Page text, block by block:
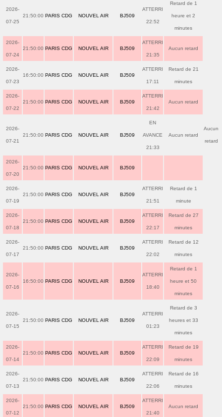
2026-
07-25
21:50:00 PARIS CDG NOUVEL AIR BJ509
ATTERRI
22:52
Retard de 1
heure et 2
minutes
2026-
07-24
21:50:00 PARIS CDG NOUVEL AIR BJ509
ATTERRI
21:35
Aucun retard
2026-
07-23
16:50:00 PARIS CDG NOUVEL AIR BJ509
ATTERRI
17:11
Retard de 21
minutes
2026-
07-22
21:50:00 PARIS CDG NOUVEL AIR BJ509
ATTERRI
21:42
Aucun retard
2026-
07-21
21:50:00 PARIS CDG NOUVEL AIR BJ509
EN
AVANCE
21:33
Aucun retard
Aucun
retard
2026-
07-20
21:50:00 PARIS CDG NOUVEL AIR BJ509
2026-
07-19
21:50:00 PARIS CDG NOUVEL AIR BJ509
ATTERRI
21:51
Retard de 1
minute
2026-
07-18
21:50:00 PARIS CDG NOUVEL AIR BJ509
ATTERRI
22:17
Retard de 27
minutes
2026-
07-17
21:50:00 PARIS CDG NOUVEL AIR BJ509
ATTERRI
22:02
Retard de 12
minutes
2026-
07-16
16:50:00 PARIS CDG NOUVEL AIR BJ509
ATTERRI
18:40
Retard de 1
heure et 50
minutes
2026-
07-15
21:50:00 PARIS CDG NOUVEL AIR BJ509
ATTERRI
01:23
Retard de 3
heures et 33
minutes
2026-
07-14
21:50:00 PARIS CDG NOUVEL AIR BJ509
ATTERRI
22:09
Retard de 19
minutes
2026-
07-13
21:50:00 PARIS CDG NOUVEL AIR BJ509
ATTERRI
22:06
Retard de 16
minutes
2026-
07-12
21:50:00 PARIS CDG NOUVEL AIR BJ509
ATTERRI
21:40
Aucun retard